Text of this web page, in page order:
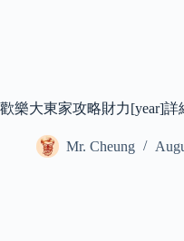
歡樂大東家攻略財力[year]
Mr. Cheung